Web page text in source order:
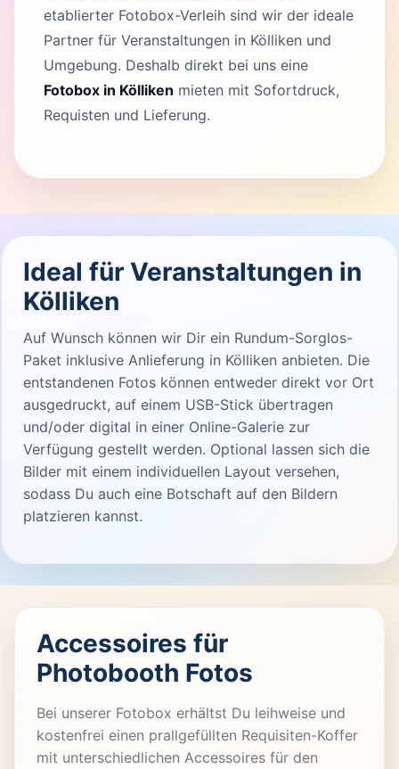
etablierter Fotobox-Verleih sind wir der ideale
Partner für Veranstaltungen in Kölliken und
Umgebung. Deshalb direkt bei uns eine
Fotobox in Kölliken mieten mit Sofortdruck,
Requisten und Lieferung.
Ideal für Veranstaltungen in
Kölliken
Auf Wunsch können wir Dir ein Rundum-Sorglos-
Paket inklusive Anlieferung in Kölliken anbieten. Die
entstandenen Fotos können entweder direkt vor Ort
ausgedruckt, auf einem USB-Stick übertragen
und/oder digital in einer Online-Galerie zur
Verfügung gestellt werden. Optional lassen sich die
Bilder mit einem individuellen Layout versehen,
sodass Du auch eine Botschaft auf den Bildern
platzieren kannst.
Accessoires für
Photobooth Fotos
Bei unserer Fotobox erhältst Du leihweise und
kostenfrei einen prallgefüllten Requisiten-Koffer
mit unterschiedlichen Accessoires für den